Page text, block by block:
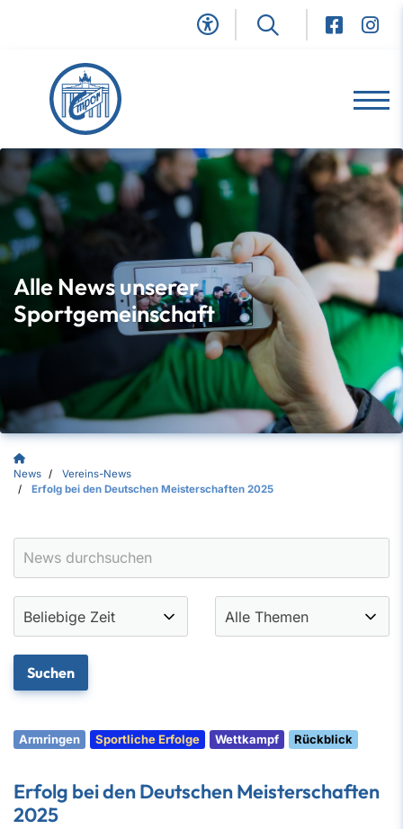
Alle News unserer
Sportgemeinschaft
News
Vereins-News
Erfolg bei den Deutschen Meisterschaften 2025
Armringen Sportliche Erfolge Wettkampf Rückblick
Erfolg bei den Deutschen Meisterschaften
2025